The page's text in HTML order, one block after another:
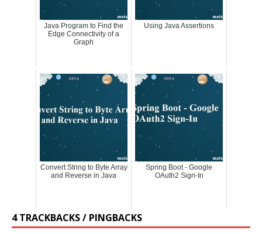
Java Program to Find the
Edge Connectivity of a
Graph
Using Java Assertions
Convert String to Byte Array
and Reverse in Java
Spring Boot - Google
OAuth2 Sign-In
4 TRACKBACKS / PINGBACKS